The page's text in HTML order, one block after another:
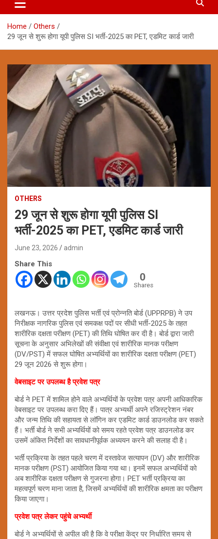
Home
Others
29 जून से शुरू होगा यूपी पुलिस SI भर्ती-2025 का PET, एडमिट कार्ड जारी
OTHERS
29 जून से शुरू होगा यूपी पुलिस SI
भर्ती-2025 का PET, एडमिट कार्ड जारी
June 23, 2026 admin
Share This
0
Shares
लखनऊ। उत्तर प्रदेश पुलिस भर्ती एवं प्रोन्नति बोर्ड (UPPRPB) ने उप
निरीक्षक नागरिक पुलिस एवं समकक्ष पदों पर सीधी भर्ती-2025 के तहत
शारीरिक दक्षता परीक्षण (PET) की तिथि घोषित कर दी है। बोर्ड द्वारा जारी
सूचना के अनुसार अभिलेखों की संवीक्षा एवं शारीरिक मानक परीक्षण
(DV/PST) में सफल घोषित अभ्यर्थियों का शारीरिक दक्षता परीक्षण (PET)
29 जून 2026 से शुरू होगा।
वेबसाइट पर उपलब्ध है प्रवेश पत्र
बोर्ड ने PET में शामिल होने वाले अभ्यर्थियों के प्रवेश पत्र अपनी आधिकारिक
वेबसाइट पर उपलब्ध करा दिए हैं। पात्र अभ्यर्थी अपने रजिस्ट्रेशन नंबर
और जन्म तिथि की सहायता से लॉगिन कर एडमिट कार्ड डाउनलोड कर सकते
हैं। भर्ती बोर्ड ने सभी अभ्यर्थियों को समय रहते प्रवेश पत्र डाउनलोड कर
उसमें अंकित निर्देशों का सावधानीपूर्वक अध्ययन करने की सलाह दी है।
भर्ती प्रक्रिया के तहत पहले चरण में दस्तावेज सत्यापन (DV) और शारीरिक
मानक परीक्षण (PST) आयोजित किया गया था। इनमें सफल अभ्यर्थियों को
अब शारीरिक दक्षता परीक्षण से गुजरना होगा। PET भर्ती प्रक्रिया का
महत्वपूर्ण चरण माना जाता है, जिसमें अभ्यर्थियों की शारीरिक क्षमता का परीक्षण
किया जाएगा।
प्रवेश पत्र लेकर पहुंचे अभ्यर्थी
बोर्ड ने अभ्यर्थियों से अपील की है कि वे परीक्षा केंद्र पर निर्धारित समय से